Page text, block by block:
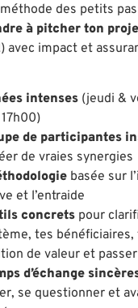
des petits pas
à pitcher ton
avec impact et
intenses (jeudi &
de participantes
de vraies synergies
basée sur
et l’entraide
concrets pour
tes bénéficiaires,
de valeur et passer
d’échange
se questionner et